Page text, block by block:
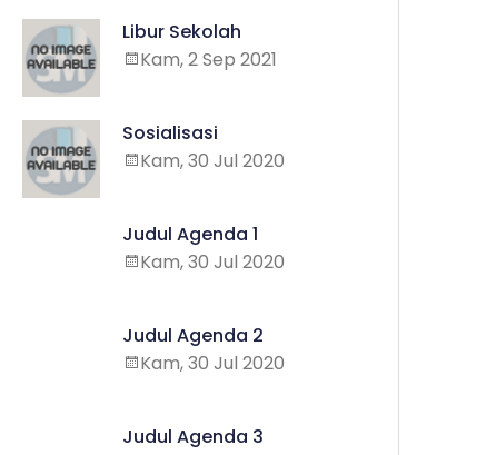
Libur Sekolah
Kam, 2 Sep 2021
Sosialisasi
Kam, 30 Jul 2020
Judul Agenda 1
Kam, 30 Jul 2020
Judul Agenda 2
Kam, 30 Jul 2020
Judul Agenda 3